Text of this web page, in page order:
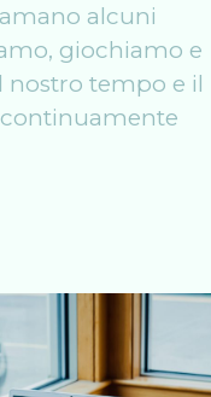
alcuni
giochiamo e
nostro tempo e il